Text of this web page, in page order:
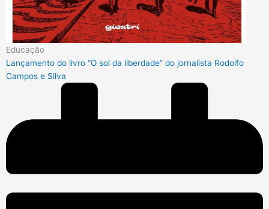
Educação
Lançamento do livro “O sol da liberdade” do jornalista Rodolfo
Campos e Silva